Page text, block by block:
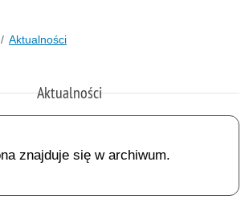
Aktualności
Aktualności
znajduje się w archiwum.